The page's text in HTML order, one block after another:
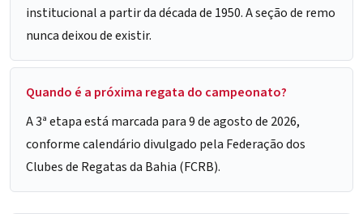
institucional a partir da década de 1950. A seção de remo
nunca deixou de existir.
Quando é a próxima regata do campeonato?
A 3ª etapa está marcada para 9 de agosto de 2026,
conforme calendário divulgado pela Federação dos
Clubes de Regatas da Bahia (FCRB).